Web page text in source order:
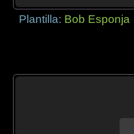
Plantilla: Bob Esponja